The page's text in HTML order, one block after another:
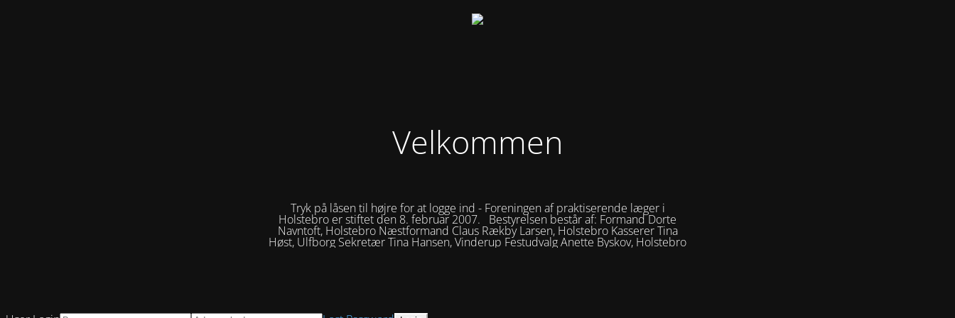
Velkommen
Tryk på låsen til højre for at logge ind - Foreningen af praktiserende læger i
Holstebro er stiftet den 8. februar 2007. Bestyrelsen består af: Formand Dorte
Navntoft, Holstebro Næstformand Claus Rækby Larsen, Holstebro Kasserer Tina
Høst, Ulfborg Sekretær Tina Hansen, Vinderup Festudvalg Anette Byskov, Holstebro